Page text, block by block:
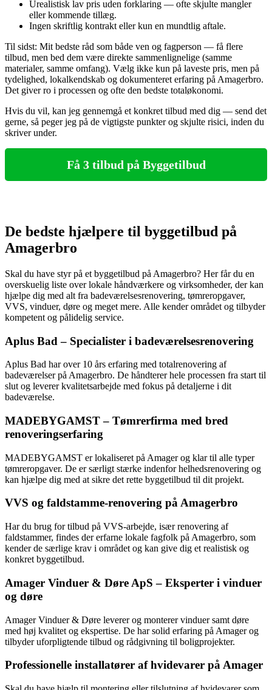
Urealistisk lav pris uden forklaring — ofte skjulte mangler
eller kommende tillæg.
Ingen skriftlig kontrakt eller kun en mundtlig aftale.
Til sidst: Mit bedste råd som både ven og fagperson — få flere
tilbud, men bed dem være direkte sammenlignelige (samme
materialer, samme omfang). Vælg ikke kun på laveste pris, men på
tydelighed, lokalkendskab og dokumenteret erfaring på Amagerbro.
Det giver ro i processen og ofte den bedste totaløkonomi.
Hvis du vil, kan jeg gennemgå et konkret tilbud med dig — send det
gerne, så peger jeg på de vigtigste punkter og skjulte risici, inden du
skriver under.
Få 3 tilbud på Byggetilbud
De bedste hjælpere til byggetilbud på
Amagerbro
Skal du have styr på et byggetilbud på Amagerbro? Her får du en
overskuelig liste over lokale håndværkere og virksomheder, der kan
hjælpe dig med alt fra badeværelsesrenovering, tømreropgaver,
VVS, vinduer, døre og meget mere. Alle kender området og tilbyder
kompetent og pålidelig service.
Aplus Bad – Specialister i badeværelsesrenovering
Aplus Bad har over 10 års erfaring med totalrenovering af
badeværelser på Amagerbro. De håndterer hele processen fra start til
slut og leverer kvalitetsarbejde med fokus på detaljerne i dit
badeværelse.
MADEBYGAMST – Tømrerfirma med bred
renoveringserfaring
MADEBYGAMST er lokaliseret på Amager og klar til alle typer
tømreropgaver. De er særligt stærke indenfor helhedsrenovering og
kan hjælpe dig med at sikre det rette byggetilbud til dit projekt.
VVS og faldstamme-renovering på Amagerbro
Har du brug for tilbud på VVS-arbejde, især renovering af
faldstammer, findes der erfarne lokale fagfolk på Amagerbro, som
kender de særlige krav i området og kan give dig et realistisk og
konkret byggetilbud.
Amager Vinduer & Døre ApS – Eksperter i vinduer
og døre
Amager Vinduer & Døre leverer og monterer vinduer samt døre
med høj kvalitet og ekspertise. De har solid erfaring på Amager og
tilbyder uforpligtende tilbud og rådgivning til boligprojekter.
Professionelle installatører af hvidevarer på Amager